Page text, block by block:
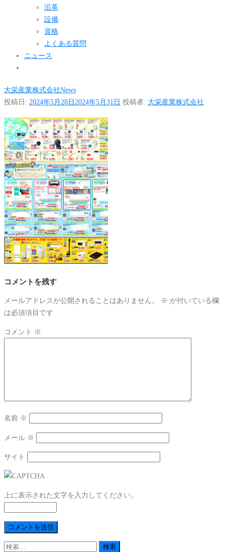
沿革
設備
資格
よくある質問
ニュース
大栄産業株式会社News
投稿日: 2024年5月28日2024年5月31日 投稿者: 大栄産業株式会社
コメントを残す
メールアドレスが公開されることはありません。 ※ が付いている欄
は必須項目です
コメント ※
名前 ※
メール ※
サイト
上に表示された文字を入力してください。
検